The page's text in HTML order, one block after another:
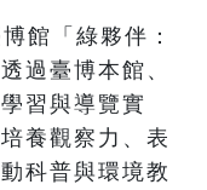
館「綠夥伴：
過臺博本館、
習與導覽實
養觀察力、表
科普與環境教